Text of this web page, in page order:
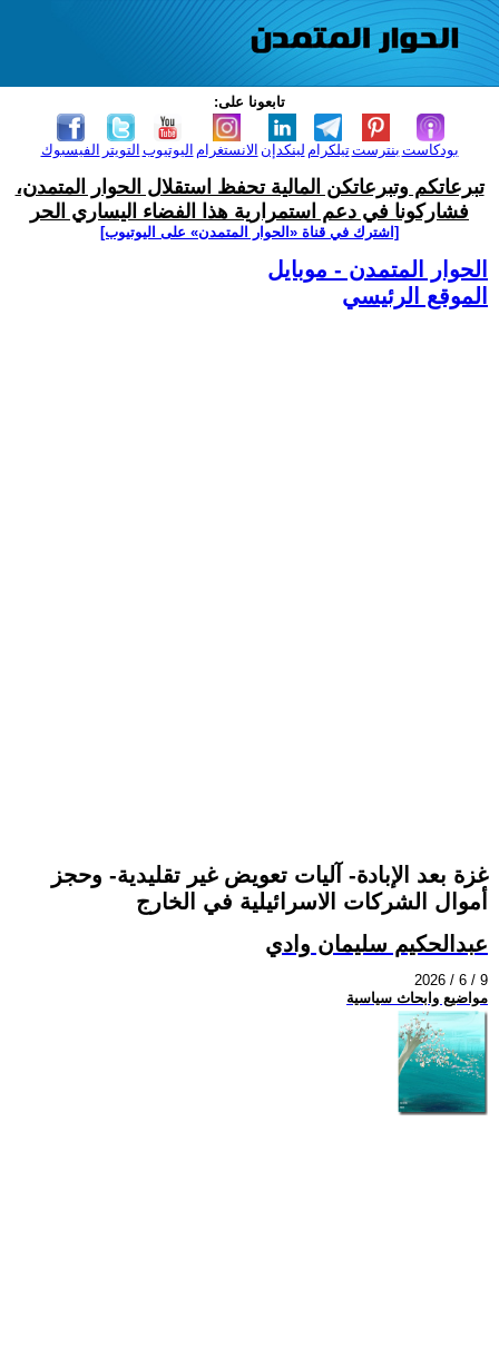
تابعونا على:
الفيسبوك التويتر اليوتيوب الانستغرام لينكدإن تيلكرامبنترست بودكاست
تبرعاتكم وتبرعاتكن المالية تحفظ استقلال الحوار المتمدن،
فشاركونا في دعم استمرارية هذا الفضاء اليساري الحر
[اشترك في قناة ‫«الحوار المتمدن» على اليوتيوب]
الحوار المتمدن - موبايل
الموقع الرئيسي
غزة بعد الإبادة- آليات تعويض غير تقليدية- وحجز
أموال الشركات الاسرائيلية في الخارج
عبدالحكيم سليمان وادي
2026 / 6 / 9
مواضيع وابحاث سياسية